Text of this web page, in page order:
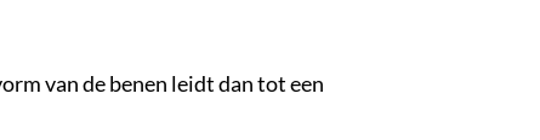
van de benen leidt dan tot een